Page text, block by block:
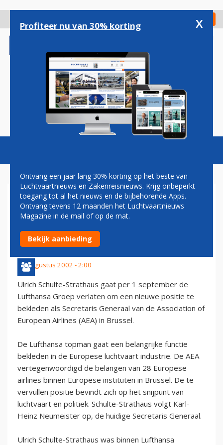
gaan
Check in
Magazine Podcasts Vacatures
LUFTHANSA TOPMAN
VERTREK NAAR AEA IN
BRUSSEL
31 augustus 2002 - 2:00
Ulrich Schulte-Strathaus gaat per 1 september de
Lufthansa Groep verlaten om een nieuwe positie te
bekleden als Secretaris Generaal van de Association of
European Airlines (AEA) in Brussel.
De Lufthansa topman gaat een belangrijke functie
bekleden in de Europese luchtvaart industrie. De AEA
vertegenwoordigd de belangen van 28 Europese
airlines binnen Europese instituten in Brussel. De te
vervullen positie bevindt zich op het snijpunt van
luchtvaart en politiek. Schulte-Strathaus volgt Karl-
Heinz Neumeister op, de huidige Secretaris Generaal.
Ulrich Schulte-Strathaus was binnen Lufthansa
Profiteer nu van 30% korting x
Ontvang een jaar lang 30% korting op het beste van
Luchtvaartnieuws en Zakenreisnieuws. Krijg onbeperkt
toegang tot al het nieuws en de bijbehorende Apps.
Ontvang tevens 12 maanden het Luchtvaartnieuws
Magazine in de mail of op de mat.
Bekijk aanbieding